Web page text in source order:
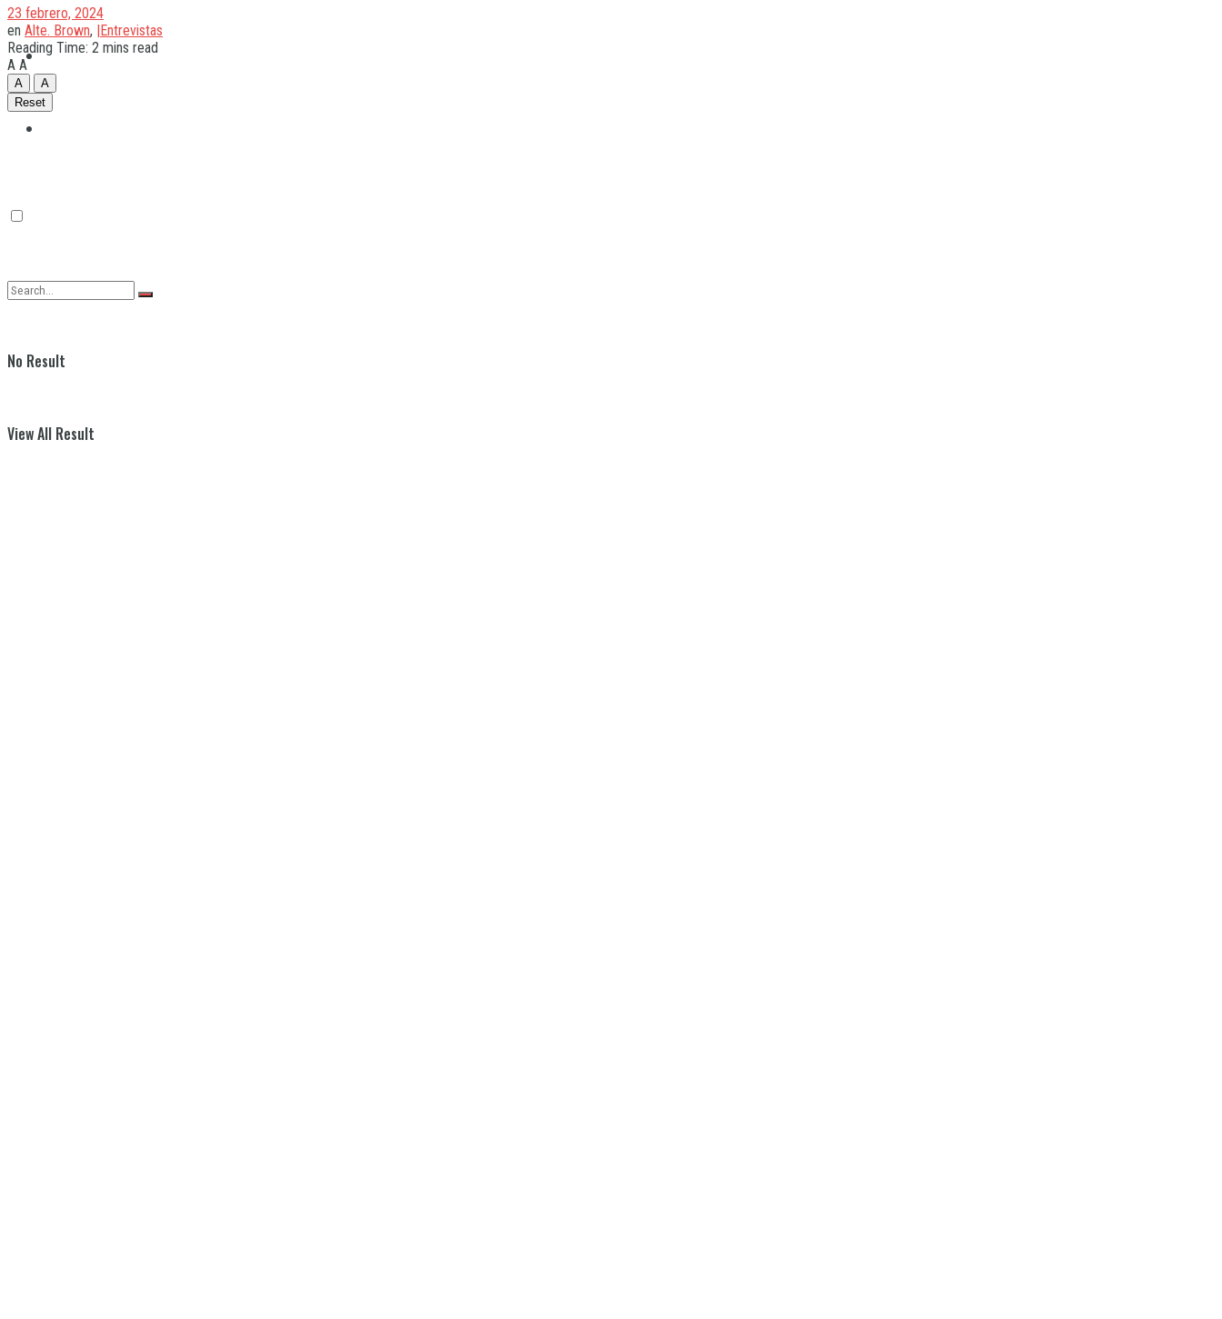
Quilmes
No Result
View All Result
23 febrero, 2024
en Alte. Brown, |Entrevistas
Reading Time: 2 mins read
A A
A
A
Reset